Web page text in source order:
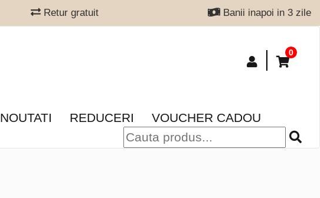
Retur gratuit Banii inapoi in 3 zile
0
NOUTATI REDUCERI VOUCHER CADOU